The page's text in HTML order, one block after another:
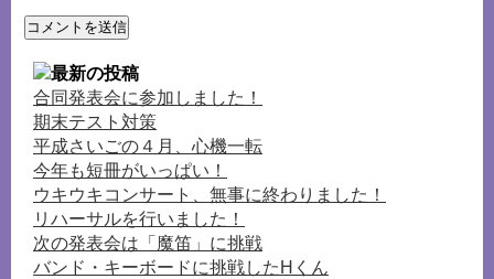
合同発表会に参加しました！
期末テスト対策
平成さいごの４月、心機一転
今年も短冊がいっぱい！
ウキウキコンサート、無事に終わりました！
リハーサルを行いました！
次の発表会は「魔笛」に挑戦
バンド・キーボードに挑戦したHくん